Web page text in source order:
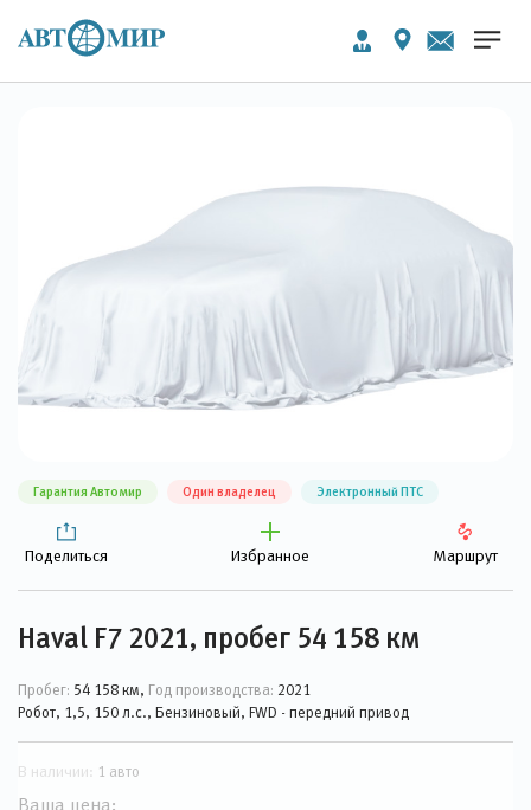
Гарантия Автомир Один владелец Электронный ПТС
Поделиться Избранное Маршрут
Haval F7 2021, пробег 54 158 км
Пробег: 54 158 км, Год производства: 2021
Робот, 1,5, 150 л.с., Бензиновый, FWD - передний привод
В наличии: 1 авто
Ваша цена: